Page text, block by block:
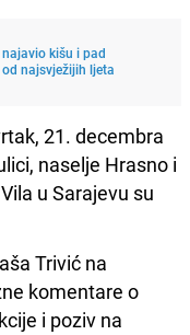
kišu i pad
najsvježijih ljeta
21. decembra
naselje Hrasno i
u Sarajevu su
Trivić na
komentare o
i poziv na